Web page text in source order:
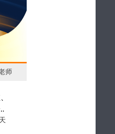
师